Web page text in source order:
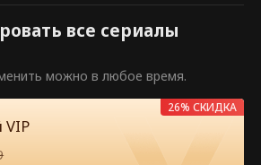
эпизоды.
чтобы смотреть.
сейчас
все сериалы
можно в любое время.
VIP
26% СКИДКА